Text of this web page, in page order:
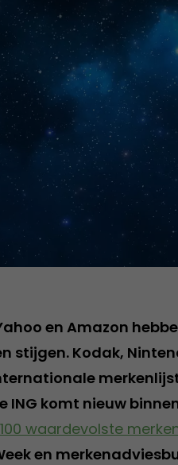
en Amazon
stijgen. Kodak,
komt nieuw
waardevolste
en